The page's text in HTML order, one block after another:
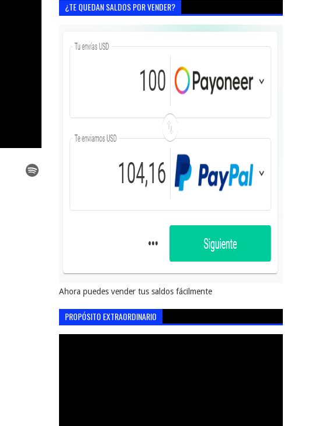
¿TE QUEDAN SALDOS POR VENDER?
Ahora puedes vender tus saldos fácilmente
PROPÓSITO EXTRAORDINARIO